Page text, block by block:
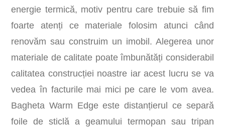
energie termică, motiv pentru care trebuie să fim
foarte atenți ce materiale folosim atunci când
renovăm sau construim un imobil. Alegerea unor
materiale de calitate poate îmbunătăți considerabil
calitatea construcției noastre iar acest lucru se va
vedea în facturile mai mici pe care le vom avea.
Bagheta Warm Edge este distanțierul ce separă
foile de sticlă a geamului termopan sau tripan